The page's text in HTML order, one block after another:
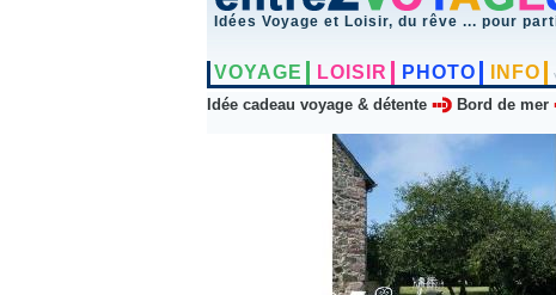
Idées Voyage et Loisir, du rêve ... pour
VOYAGE LOISIR PHOTO INFO
Idée cadeau voyage & détente Bord de mer